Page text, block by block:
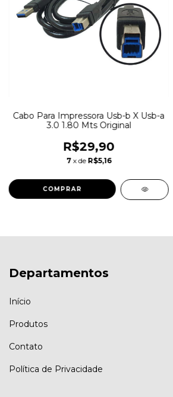
Cabo Para Impressora Usb-b X Usb-a
3.0 1.80 Mts Original
R$29,90
7 x de R$5,16
Departamentos
Início
Produtos
Contato
Política de Privacidade